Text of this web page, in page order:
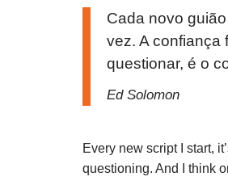
Cada novo
vez. A confiança
questionar, é o
Ed Solomon
Every new script I start,
questioning. And I think